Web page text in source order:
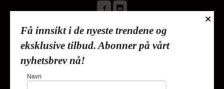
Frakt Kjøpsbetingelser
Sikkerhet og personvern
Nyhetsbrev
Lykkehjem As Deliveien 19 1540 Vestby Tlf.
Foretaksregisteret 820624882
×
Få innsikt i de nyeste trendene og
eksklusive tilbud. Abonner på vårt
nyhetsbrev nå!
Navn